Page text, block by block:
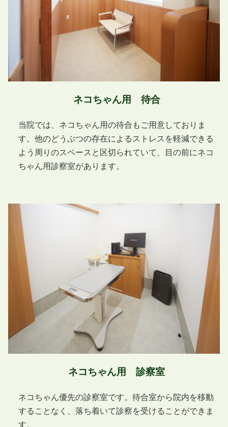
ネコちゃん用 待合
当院では、ネコちゃん用の待合もご用意しておりま
す。他のどうぶつの存在によるストレスを軽減できる
よう周りのスペースと区切られていて、目の前にネコ
ちゃん用診察室があります。
ネコちゃん用 診察室
ネコちゃん優先の診察室です。待合室から院内を移動
することなく、落ち着いて診察を受けることができま
す。